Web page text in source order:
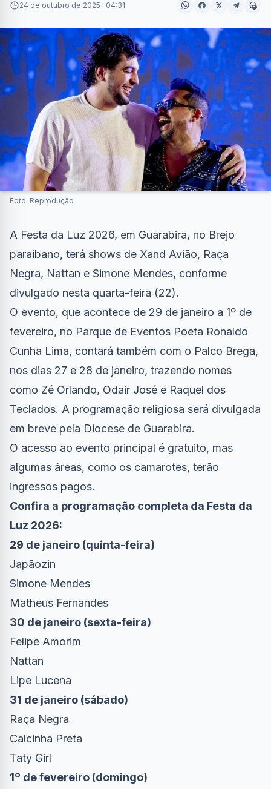
24 de outubro de 2025 · 04:31
Foto: Reprodução
A Festa da Luz 2026, em Guarabira, no Brejo
paraibano, terá shows de Xand Avião, Raça
Negra, Nattan e Simone Mendes, conforme
divulgado nesta quarta-feira (22).
O evento, que acontece de 29 de janeiro a 1º de
fevereiro, no Parque de Eventos Poeta Ronaldo
Cunha Lima, contará também com o Palco Brega,
nos dias 27 e 28 de janeiro, trazendo nomes
como Zé Orlando, Odair José e Raquel dos
Teclados. A programação religiosa será divulgada
em breve pela Diocese de Guarabira.
O acesso ao evento principal é gratuito, mas
algumas áreas, como os camarotes, terão
ingressos pagos.
Confira a programação completa da Festa da
Luz 2026:
29 de janeiro (quinta-feira)
Japãozin
Simone Mendes
Matheus Fernandes
30 de janeiro (sexta-feira)
Felipe Amorim
Nattan
Lipe Lucena
31 de janeiro (sábado)
Raça Negra
Calcinha Preta
Taty Girl
1º de fevereiro (domingo)